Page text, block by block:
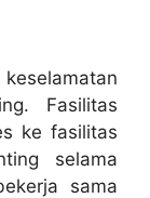
Fasilitas
ke fasilitas
selama
sama